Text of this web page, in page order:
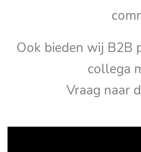
Ook bieden wij B2B
collega
Vraag naar